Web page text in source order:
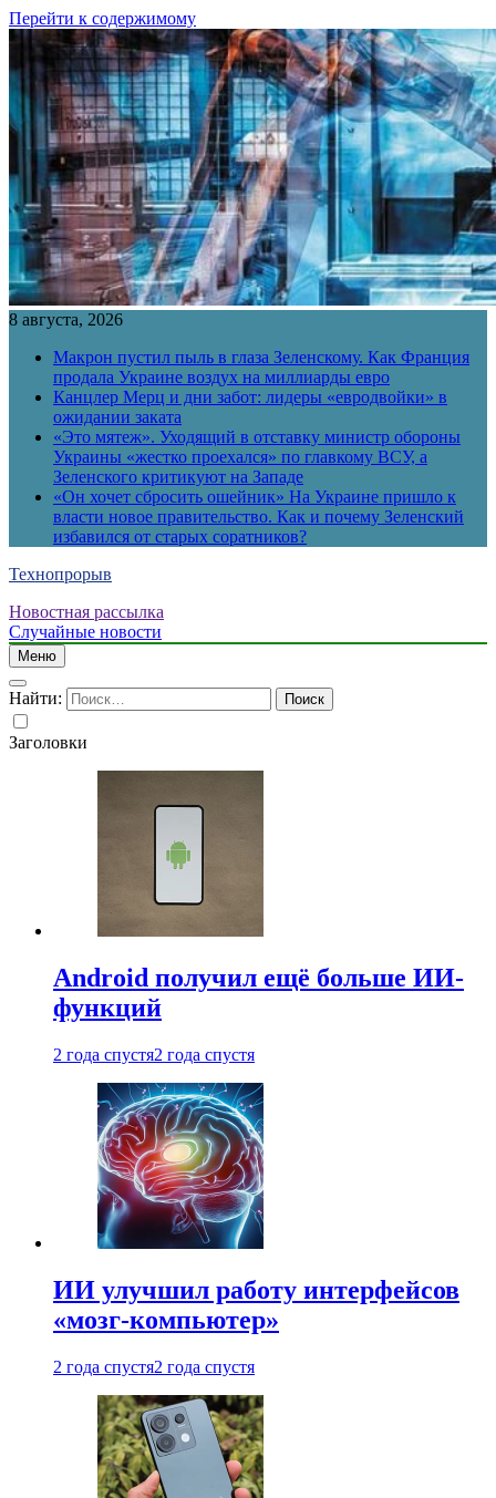
Перейти к содержимому
8 августа, 2026
Макрон пустил пыль в глаза Зеленскому. Как Франция
продала Украине воздух на миллиарды евро
Канцлер Мерц и дни забот: лидеры «евродвойки» в
ожидании заката
«Это мятеж». Уходящий в отставку министр обороны
Украины «жестко проехался» по главкому ВСУ, а
Зеленского критикуют на Западе
«Он хочет сбросить ошейник» На Украине пришло к
власти новое правительство. Как и почему Зеленский
избавился от старых соратников?
Технопрорыв
Новостная рассылка
Случайные новости
Меню
Найти:
Заголовки
Android получил ещё больше ИИ-
функций
2 года спустя2 года спустя
ИИ улучшил работу интерфейсов
«мозг-компьютер»
2 года спустя2 года спустя